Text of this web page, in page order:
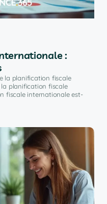
:
la planification fiscale
planification fiscale
fiscale internationale est-